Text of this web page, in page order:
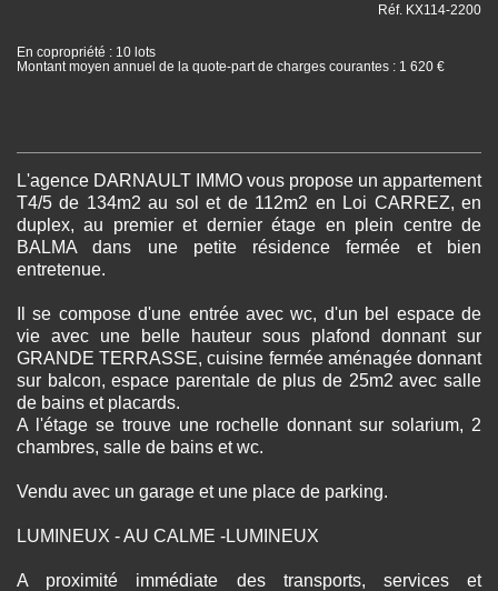
Réf. KX114-2200
En copropriété : 10 lots
Montant moyen annuel de la quote-part de charges courantes : 1 620 €
L'agence DARNAULT IMMO vous propose un appartement
T4/5 de 134m2 au sol et de 112m2 en Loi CARREZ, en
duplex, au premier et dernier étage en plein centre de
BALMA dans une petite résidence fermée et bien
entretenue.
Il se compose d'une entrée avec wc, d'un bel espace de
vie avec une belle hauteur sous plafond donnant sur
GRANDE TERRASSE, cuisine fermée aménagée donnant
sur balcon, espace parentale de plus de 25m2 avec salle
de bains et placards.
A l'étage se trouve une rochelle donnant sur solarium, 2
chambres, salle de bains et wc.
Vendu avec un garage et une place de parking.
LUMINEUX - AU CALME -LUMINEUX
A proximité immédiate des transports, services et